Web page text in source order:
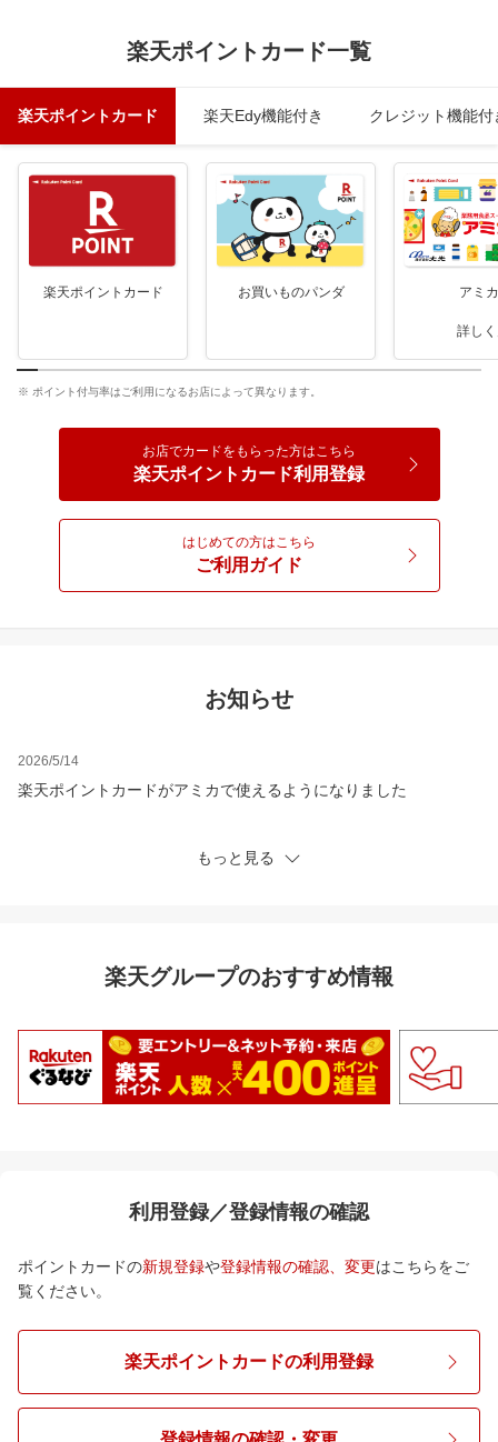
楽天ポイントカード一覧
楽天ポイントカード 楽天Edy機能付き クレジット機能付
楽天ポイントカード お買いものパンダ アミカ
詳し
※ ポイント付与率はご利用になるお店によって異なります。
はじめての方はこちら
ご利用ガイド
お店でカードをもらった方はこちら
楽天ポイントカード利用登録
お知らせ
2026/5/14
楽天ポイントカードがアミカで使えるようになりました
もっと見る
楽天グループのおすすめ情報
利用登録／登録情報の確認
ポイントカードの新規登録や登録情報の確認、変更はこちらをご
覧ください。
楽天ポイントカードの利用登録